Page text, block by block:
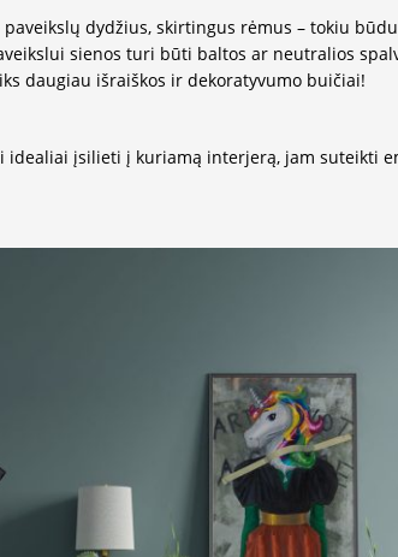
dydžius, skirtingus rėmus – tokiu
sienos turi būti baltos ar neutralios
daugiau išraiškos ir dekoratyvumo buičiai!
įsilieti į kuriamą interjerą, jam suteikti